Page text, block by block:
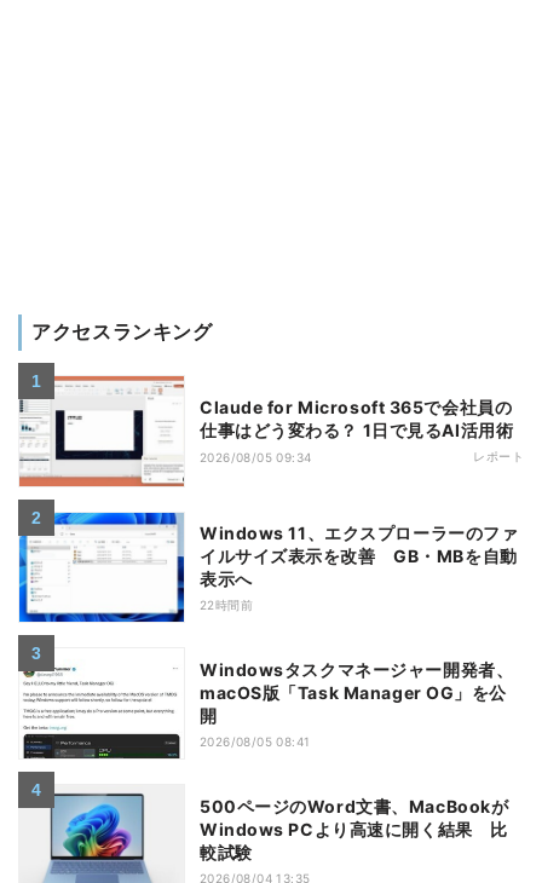
アクセスランキング
Claude for Microsoft 365で会社員の
仕事はどう変わる？ 1日で見るAI活用術
2026/08/05 09:34 レポート
Windows 11、エクスプローラーのファ
イルサイズ表示を改善 GB・MBを自動
表示へ
22時間前
Windowsタスクマネージャー開発者、
macOS版「Task Manager OG」を公
開
2026/08/05 08:41
500ページのWord文書、MacBookが
Windows PCより高速に開く結果 比
較試験
2026/08/04 13:35